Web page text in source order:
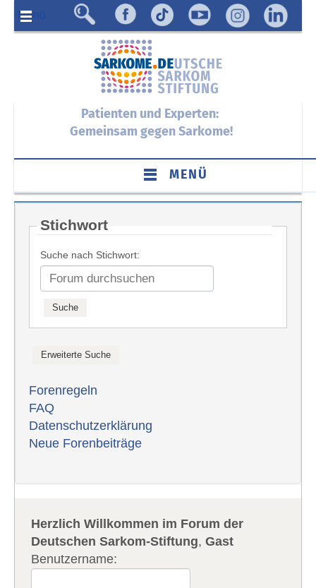
Menü
Patienten und Experten:
Gemeinsam gegen Sarkome!
MENÜ
Stichwort
Suche nach Stichwort:
Forenregeln
FAQ
Datenschutzerklärung
Neue Forenbeiträge
Herzlich Willkommen im Forum der
Deutschen Sarkom-Stiftung,Gast
Benutzername: